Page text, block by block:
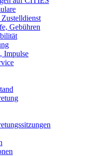
Gebühren
Impulse